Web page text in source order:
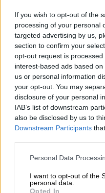
If you wish to opt-out of the
processing of your personal
targeted advertising by us,
section to confirm your
opt-out request is
interest-based ads based
us or personal information
your opt-out. You may
disclosure of your personal
IAB’s list of downstream
also be disclosed by us to
Downstream Participants
Please note that this
not limited to your visit or
grant or deny consent to
Personal Data
I want to opt-out of the
personal data.
Opted In
προσπάθειες για να
ΔΙΑΒΑΣΤΕ ΕΠΙΣΗΣ
Ελλάδα|12.05.2026
Κρήτη: Νέο
τελευταίες
πριν την εν
Η μία από τις
δεύτερη βρισκόταν